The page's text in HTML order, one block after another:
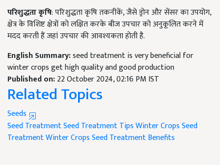
परिशुद्धता कृषि: परिशुद्धता कृषि तकनीकें, जैसे ड्रोन और सेंसर का उपयोग,
क्षेत्र के विशिष्ट क्षेत्रों को लक्षित करके बीज उपचार को अनुकूलित करने में
मदद करती हैं जहां उपचार की आवश्यकता होती है.
English Summary:seed treatment is very beneficial for
winter crops get high quality and good production
Published on:22 October 2024, 02:16 PM IST
Related Topics
Seeds
Seed TreatmentSeed Treatment TipsWinter Crops Seed
TreatmentWinter CropsSeed Treatment Benefits